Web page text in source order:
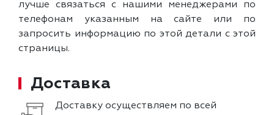
лучше связаться с нашими менеджерами по
телефонам указанным на сайте или по
запросить информацию по этой детали с этой
страницы.
Доставка
Доставку осуществляем по всей